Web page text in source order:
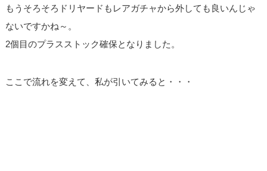
もうそろそろドリヤードもレアガチャから外しても良いんじゃ
ないですかね～。
2個目のプラスストック確保となりました。
ここで流れを変えて、私が引いてみると・・・